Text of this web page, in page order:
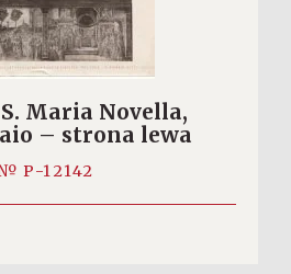
Maria Novella,
– strona lewa
P-12142